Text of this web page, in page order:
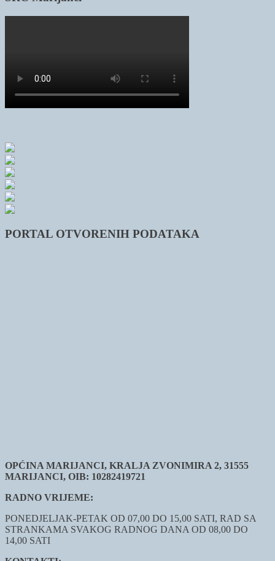
PORTAL OTVORENIH PODATAKA
OPĆINA MARIJANCI, KRALJA ZVONIMIRA 2, 31555
MARIJANCI, OIB: 10282419721
RADNO VRIJEME:
PONEDJELJAK-PETAK OD 07,00 DO 15,00 SATI, RAD SA
STRANKAMA SVAKOG RADNOG DANA OD 08,00 DO
14,00 SATI